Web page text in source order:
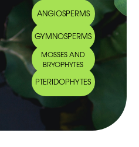
ANGIOSPERMS
GYMNOSPERMS
MOSSES AND
BRYOPHYTES
PTERIDOPHYTES